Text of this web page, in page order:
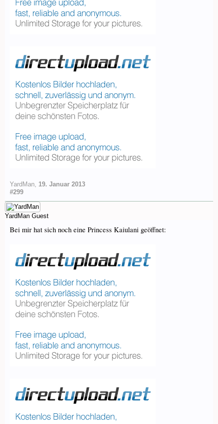
YardMan, 19. Januar 2013
#299
YardMan Guest
Bei mir hat sich noch eine Princess Kaiulani geöffnet: